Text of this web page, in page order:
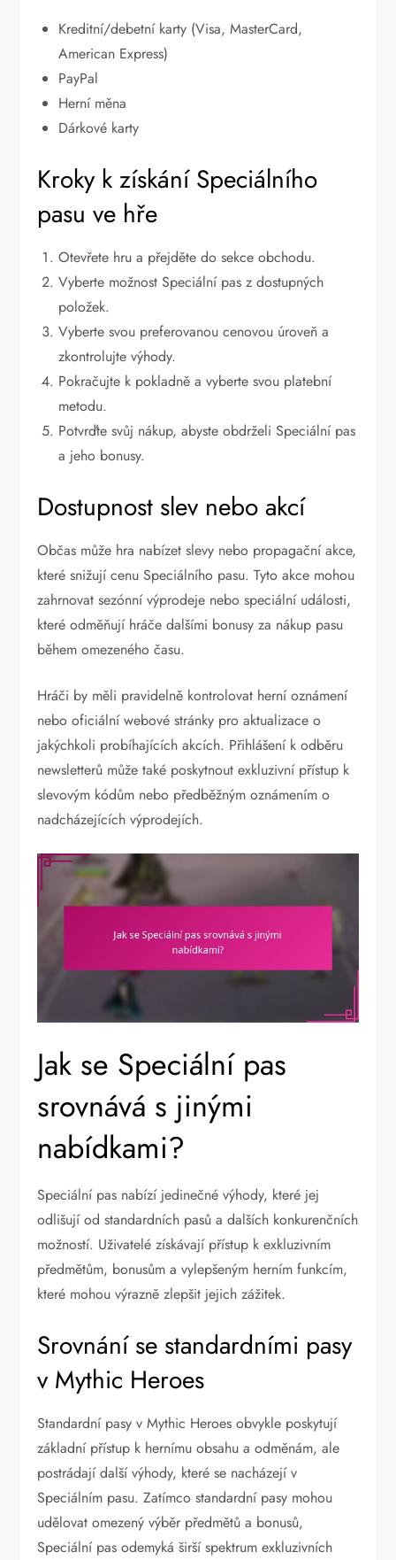
Kreditní/debetní karty (Visa, MasterCard,
American Express)
PayPal
Herní měna
Dárkové karty
Kroky k získání Speciálního
pasu ve hře
Otevřete hru a přejděte do sekce obchodu.
Vyberte možnost Speciální pas z dostupných
položek.
Vyberte svou preferovanou cenovou úroveň a
zkontrolujte výhody.
Pokračujte k pokladně a vyberte svou platební
metodu.
Potvrďte svůj nákup, abyste obdrželi Speciální pas
a jeho bonusy.
Dostupnost slev nebo akcí
Občas může hra nabízet slevy nebo propagační akce,
které snižují cenu Speciálního pasu. Tyto akce mohou
zahrnovat sezónní výprodeje nebo speciální události,
které odměňují hráče dalšími bonusy za nákup pasu
během omezeného času.
Hráči by měli pravidelně kontrolovat herní oznámení
nebo oficiální webové stránky pro aktualizace o
jakýchkoli probíhajících akcích. Přihlášení k odběru
newsletterů může také poskytnout exkluzivní přístup k
slevovým kódům nebo předběžným oznámením o
nadcházejících výprodejích.
Jak se Speciální pas
srovnává s jinými
nabídkami?
Speciální pas nabízí jedinečné výhody, které jej
odlišují od standardních pasů a dalších konkurenčních
možností. Uživatelé získávají přístup k exkluzivním
předmětům, bonusům a vylepšeným herním funkcím,
které mohou výrazně zlepšit jejich zážitek.
Srovnání se standardními pasy
v Mythic Heroes
Standardní pasy v Mythic Heroes obvykle poskytují
základní přístup k hernímu obsahu a odměnám, ale
postrádají další výhody, které se nacházejí v
Speciálním pasu. Zatímco standardní pasy mohou
udělovat omezený výběr předmětů a bonusů,
Speciální pas odemyká širší spektrum exkluzivních